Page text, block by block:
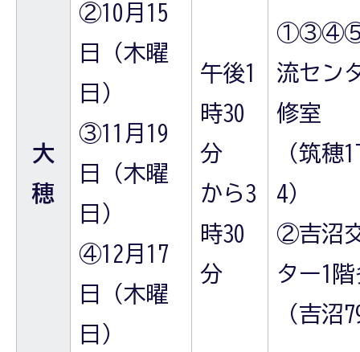
大
穂
②10月15
日（木曜
日）
③11月19
日（木曜
日）
④12月17
日（木曜
日）
午後1
時30
分
から3
時30
分
①③④⑤
流セン
修室
（筑穂
4）
②吉沼
ター1
（吉沼